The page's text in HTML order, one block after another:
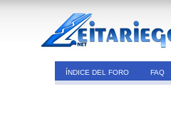
ÍNDICE DEL FORO FAQ